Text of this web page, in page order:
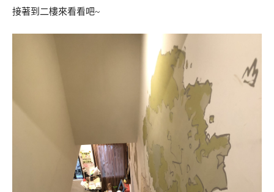
接著到二樓來看看吧~